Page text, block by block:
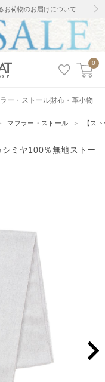
お荷物のお届けについて
0
ー・ストール財布・革小物
マフラー・ストール ＞ 【ス
ミヤ100％無地ストー